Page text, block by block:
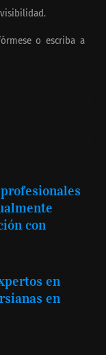
o escriba a
con
en
en